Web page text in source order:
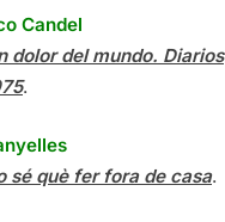
Candel
dolor del mundo. Diarios
.
sé què fer fora de casa.